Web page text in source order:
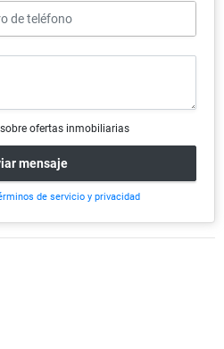
ofertas inmobiliarias
mensaje
de servicio y privacidad